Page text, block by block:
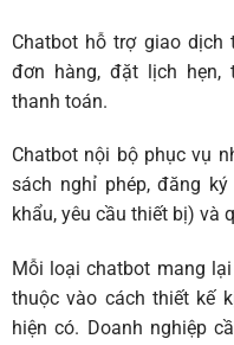
Chatbot hỗ trợ giao dịch
đơn hàng, đặt lịch hẹn,
thanh toán.
Chatbot nội bộphục vụ
sách nghỉ phép, đăng
khẩu, yêu cầu thiết bị) và
Mỗi loại chatbot mang
thuộc vào cách thiết kế
hiện có. Doanh nghiệp